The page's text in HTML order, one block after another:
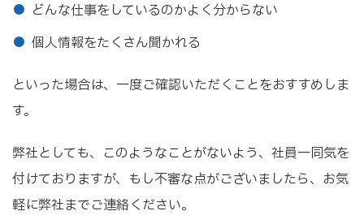
どんな仕事をしているのかよく分からない
個人情報をたくさん聞かれる
といった場合は、一度ご確認いただくことをおすすめしま
す。
弊社としても、このようなことがないよう、社員一同気を
付けておりますが、もし不審な点がございましたら、お気
軽に弊社までご連絡ください。